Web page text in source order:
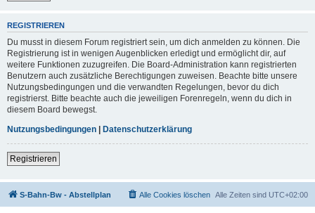
REGISTRIEREN
Du musst in diesem Forum registriert sein, um dich anmelden zu können. Die
Registrierung ist in wenigen Augenblicken erledigt und ermöglicht dir, auf
weitere Funktionen zuzugreifen. Die Board-Administration kann registrierten
Benutzern auch zusätzliche Berechtigungen zuweisen. Beachte bitte unsere
Nutzungsbedingungen und die verwandten Regelungen, bevor du dich
registrierst. Bitte beachte auch die jeweiligen Forenregeln, wenn du dich in
diesem Board bewegst.
Nutzungsbedingungen | Datenschutzerklärung
Registrieren
S-Bahn-Bw - Abstellplan Alle Zeiten sind UTC+02:00
Alle Cookies löschen